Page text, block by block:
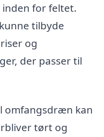
for feltet.
tilbyde
og
der passer til
omfangsdræn kan
tørt og